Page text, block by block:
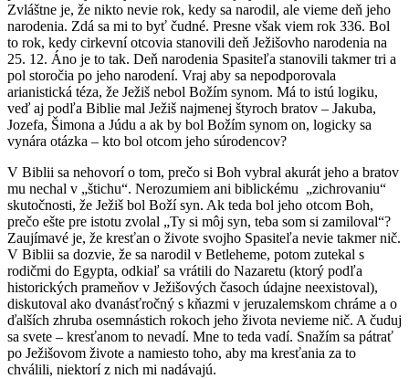
Zvláštne je, že nikto nevie rok, kedy sa narodil, ale vieme deň jeho
narodenia. Zdá sa mi to byť čudné. Presne však viem rok 336. Bol
to rok, kedy cirkevní otcovia stanovili deň Ježišovho narodenia na
25. 12. Áno je to tak. Deň narodenia Spasiteľa stanovili takmer tri a
pol storočia po jeho narodení. Vraj aby sa nepodporovala
arianistická téza, že Ježiš nebol Božím synom. Má to istú logiku,
veď aj podľa Biblie mal Ježiš najmenej štyroch bratov – Jakuba,
Jozefa, Šimona a Júdu a ak by bol Božím synom on, logicky sa
vynára otázka – kto bol otcom jeho súrodencov?
V Biblii sa nehovorí o tom, prečo si Boh vybral akurát jeho a bratov
mu nechal v „štichu“. Nerozumiem ani biblickému „zichrovaniu“
skutočnosti, že Ježiš bol Boží syn. Ak teda bol jeho otcom Boh,
prečo ešte pre istotu zvolal „Ty si môj syn, teba som si zamiloval“?
Zaujímavé je, že kresťan o živote svojho Spasiteľa nevie takmer nič.
V Biblii sa dozvie, že sa narodil v Betleheme, potom zutekal s
rodičmi do Egypta, odkiaľ sa vrátili do Nazaretu (ktorý podľa
historických prameňov v Ježišových časoch údajne neexistoval),
diskutoval ako dvanásťročný s kňazmi v jeruzalemskom chráme a o
ďalších zhruba osemnástich rokoch jeho života nevieme nič. A čuduj
sa svete – kresťanom to nevadí. Mne to teda vadí. Snažím sa pátrať
po Ježišovom živote a namiesto toho, aby ma kresťania za to
chválili, niektorí z nich mi nadávajú.